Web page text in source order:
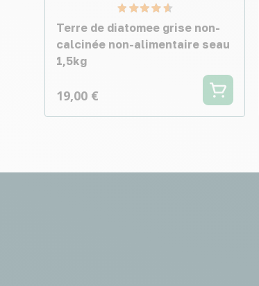
Terre de diatomee grise non-
calcinée non-alimentaire seau
1,5kg
19,00 €